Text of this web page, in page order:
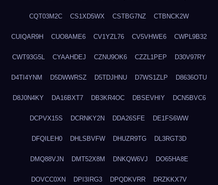
CQT03M2C CS1XD5WX CSTBG7NZ CTBNCK2W
CUIQAR9H CUO8AME6 CV1YZL76 CV5VHWE6 CWPL9B32
CWT93G5L CYAAHDEJ CZNU9OK6 CZZL1PEP D30V97RY
D4TI4YNM D5DWWRSZ D5TDJHNU D7WS1ZLP D8636OTU
D8J0N4KY DA16BXT7 DB3KR4OC DBSEVHIY DCN5BVC6
DCPVX15S DCRNKY2N DDA26SFE DE1FS6WW
DFQILEH0 DHLSBVFW DHUZR9TG DL3RGT3D
DMQ88VJN DMT52X8M DNKQW6VJ DO65HA8E
DOVCC0XN DPI3IRG3 DPQDKVRR DRZKKX7V